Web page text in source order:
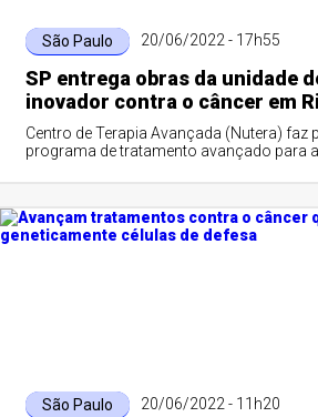
São Paulo 20/06/2022 - 17h55
SP entrega obras da unidade
inovador contra o câncer em
Centro de Terapia Avançada (Nutera) faz
programa de tratamento avançado para
São Paulo 20/06/2022 - 11h20